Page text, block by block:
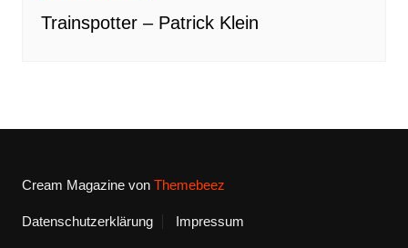
Trainspotter – Patrick Klein
Cream Magazine von Themebeez
Datenschutzerklärung Impressum